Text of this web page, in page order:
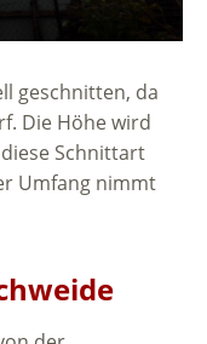
geschnitten, da
Die Höhe wird
Schnittart
Umfang nimmt